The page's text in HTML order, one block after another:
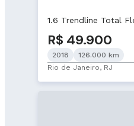
1.6 Trendline Total
R$ 49.900
2018
126.000 km
Rio de Janeiro, RJ